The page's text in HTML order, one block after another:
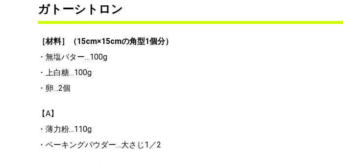
ガトーシトロン
［材料］（15cm×15cmの角型1個分）
・無塩バター…100g
・上白糖…100g
・卵…2個
【A】
・薄力粉…110g
・ベーキングパウダー…大さじ1／2